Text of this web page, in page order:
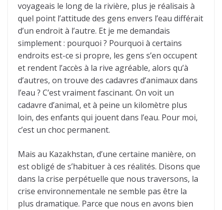
voyageais le long de la rivière, plus je réalisais à
quel point l’attitude des gens envers l’eau différait
d’un endroit à l’autre. Et je me demandais
simplement : pourquoi ? Pourquoi à certains
endroits est-ce si propre, les gens s’en occupent
et rendent l’accès à la rive agréable, alors qu’à
d’autres, on trouve des cadavres d’animaux dans
l’eau ? C’est vraiment fascinant. On voit un
cadavre d’animal, et à peine un kilomètre plus
loin, des enfants qui jouent dans l’eau. Pour moi,
c’est un choc permanent.
Mais au Kazakhstan, d’une certaine manière, on
est obligé de s’habituer à ces réalités. Disons que
dans la crise perpétuelle que nous traversons, la
crise environnementale ne semble pas être la
plus dramatique. Parce que nous en avons bien